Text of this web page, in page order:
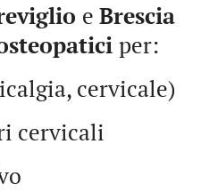
e Brescia
per:
cervicale)
cervicali